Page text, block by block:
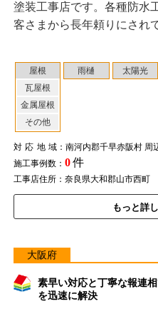
屋根
瓦屋根
金属屋根
その他
雨樋 太陽光
対応地域：南河内郡千早赤阪村 周
施工事例数： 0件
工事店住所：奈良県大和郡山市西町
もっと詳
塗装工事店です。各種防水
客さまから長年頼りにされ
大阪府
素早い対応と丁寧な報連
を迅速に解決